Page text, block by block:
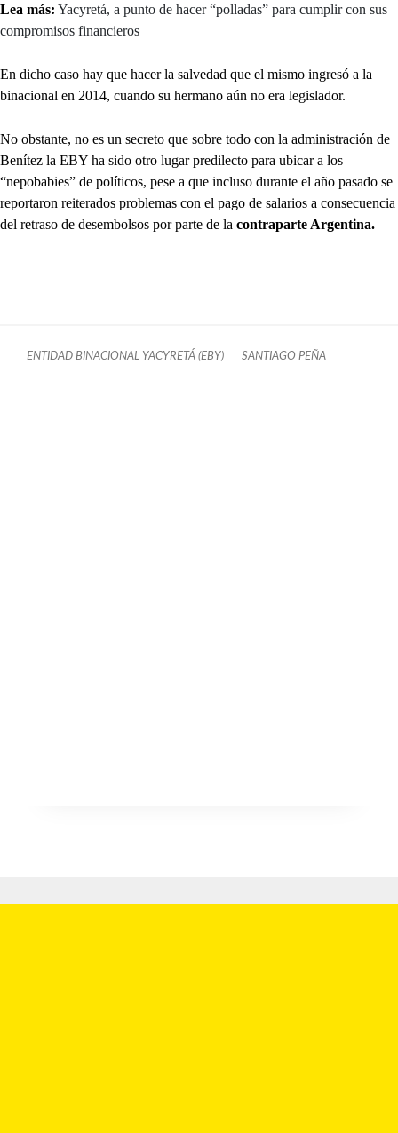
Lea más: Yacyretá, a punto de hacer “polladas” para cumplir con sus
compromisos financieros
En dicho caso hay que hacer la salvedad que el mismo ingresó a la
binacional en 2014, cuando su hermano aún no era legislador.
No obstante, no es un secreto que sobre todo con la administración de
Benítez la EBY ha sido otro lugar predilecto para ubicar a los
“nepobabies” de políticos, pese a que incluso durante el año pasado se
reportaron reiterados problemas con el pago de salarios a consecuencia
del retraso de desembolsos por parte de la contraparte Argentina.
ENTIDAD BINACIONAL YACYRETÁ (EBY) SANTIAGO PEÑA